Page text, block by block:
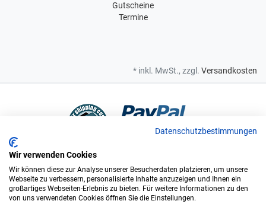
Gutscheine
Termine
* inkl. MwSt., zzgl. Versandkosten
Bei uns sind Sie in sicheren Händen
Datenschutzbestimmungen
Wir verwenden Cookies
Wir können diese zur Analyse unserer Besucherdaten platzieren, um unsere
Webseite zu verbessern, personalisierte Inhalte anzuzeigen und Ihnen ein
großartiges Webseiten-Erlebnis zu bieten. Für weitere Informationen zu den
von uns verwendeten Cookies öffnen Sie die Einstellungen.